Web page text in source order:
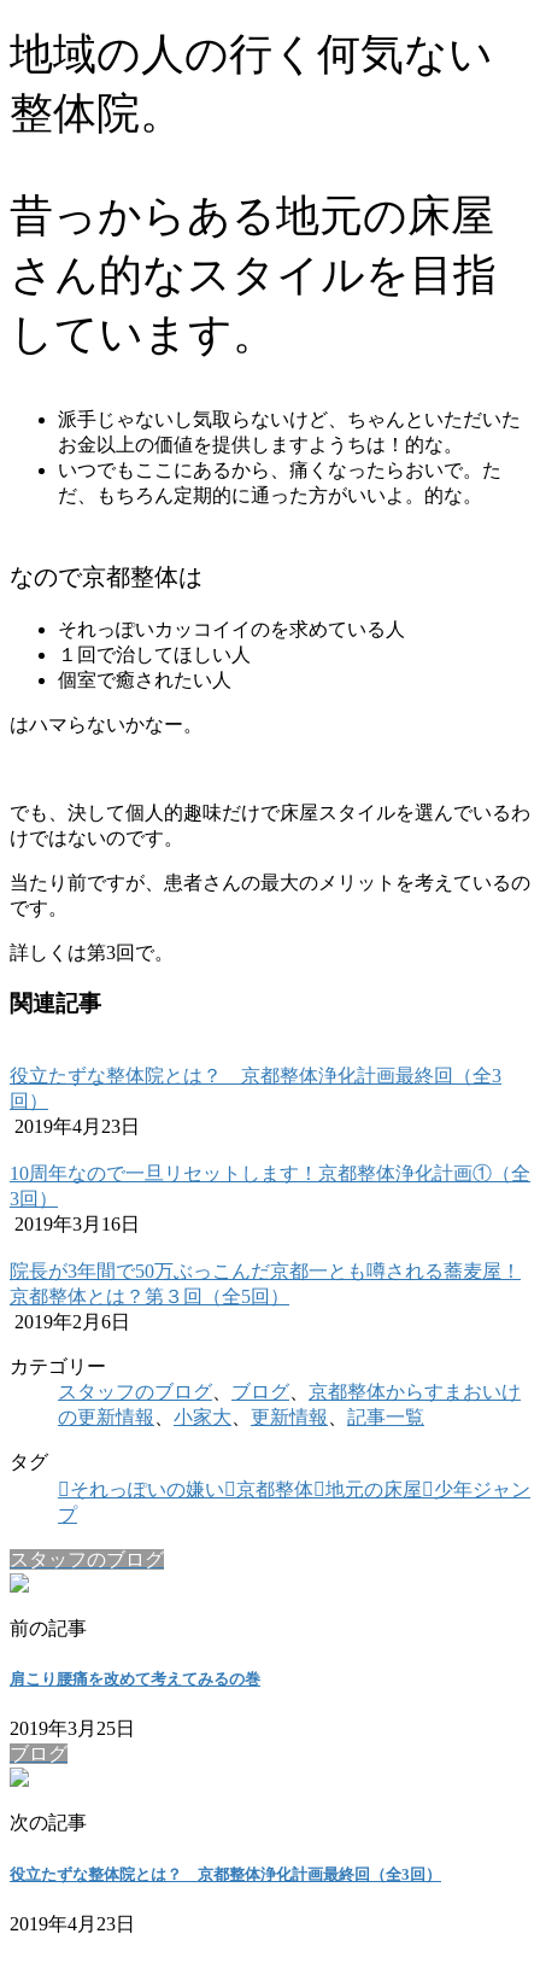
地域の人の行く何気ない
整体院。
昔っからある地元の床屋
さん的なスタイルを目指
しています。
派手じゃないし気取らないけど、ちゃんといただいた
お金以上の価値を提供しますようちは！的な。
いつでもここにあるから、痛くなったらおいで。た
だ、もちろん定期的に通った方がいいよ。的な。
なので京都整体は
それっぽいカッコイイのを求めている人
１回で治してほしい人
個室で癒されたい人
はハマらないかなー。
でも、決して個人的趣味だけで床屋スタイルを選んでいるわ
けではないのです。
当たり前ですが、患者さんの最大のメリットを考えているの
です。
詳しくは第3回で。
関連記事
役立たずな整体院とは？ 京都整体浄化計画最終回（全3
回）
2019年4月23日
10周年なので一旦リセットします！京都整体浄化計画①（全
3回）
2019年3月16日
院長が3年間で50万ぶっこんだ京都一とも噂される蕎麦屋！
京都整体とは？第３回（全5回）
2019年2月6日
カテゴリー
スタッフのブログ
ブログ
京都整体からすまおいけ
の更新情報
小家大 更新情報 記事一覧
タグ
それっぽいの嫌い
京都整体 地元の床屋
少年ジャン
プ
スタッフのブログ
前の記事
肩こり腰痛を改めて考えてみるの巻
2019年3月25日
ブログ
次の記事
役立たずな整体院とは？ 京都整体浄化計画最終回（全3回）
2019年4月23日